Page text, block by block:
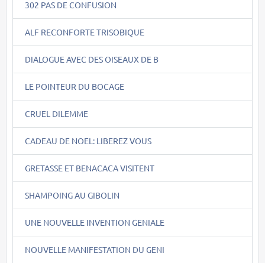
302 PAS DE CONFUSION
ALF RECONFORTE TRISOBIQUE
DIALOGUE AVEC DES OISEAUX DE B
LE POINTEUR DU BOCAGE
CRUEL DILEMME
CADEAU DE NOEL: LIBEREZ VOUS
GRETASSE ET BENACACA VISITENT
SHAMPOING AU GIBOLIN
UNE NOUVELLE INVENTION GENIALE
NOUVELLE MANIFESTATION DU GENI